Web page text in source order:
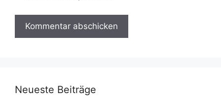
Neueste Beiträge